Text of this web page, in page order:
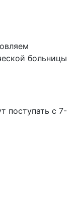
больницы
поступать с 7-